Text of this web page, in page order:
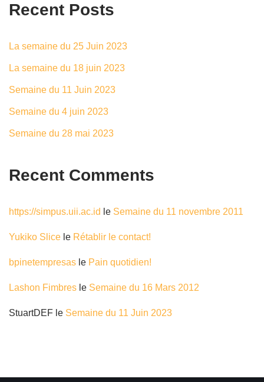
Recent Posts
La semaine du 25 Juin 2023
La semaine du 18 juin 2023
Semaine du 11 Juin 2023
Semaine du 4 juin 2023
Semaine du 28 mai 2023
Recent Comments
https://simpus.uii.ac.id le Semaine du 11 novembre 2011
Yukiko Slice le Rétablir le contact!
bpinetempresas le Pain quotidien!
Lashon Fimbres le Semaine du 16 Mars 2012
StuartDEF le Semaine du 11 Juin 2023